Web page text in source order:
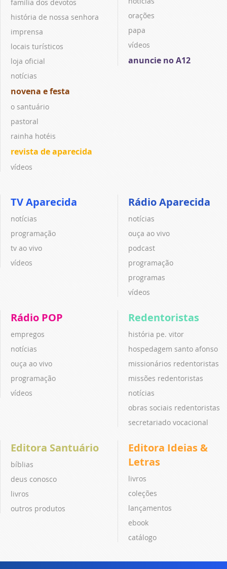
família dos devotos
história de nossa senhora
imprensa
locais turísticos
loja oficial
notícias
novena e festa
o santuário
pastoral
rainha hotéis
revista de aparecida
vídeos
orações
papa
vídeos
anuncie no A12
TV Aparecida
notícias
programação
tv ao vivo
vídeos
Rádio Aparecida
notícias
ouça ao vivo
podcast
programação
programas
vídeos
Rádio POP
empregos
notícias
ouça ao vivo
programação
vídeos
Redentoristas
história pe. vitor
hospedagem santo afonso
missionários redentoristas
missões redentoristas
notícias
obras sociais redentoristas
secretariado vocacional
Editora Santuário
bíblias
deus conosco
livros
outros produtos
Editora Ideias &
Letras
livros
coleções
lançamentos
ebook
catálogo